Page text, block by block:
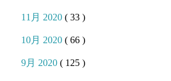
11月 2020( 33 )
10月 2020( 66 )
9月 2020( 125 )